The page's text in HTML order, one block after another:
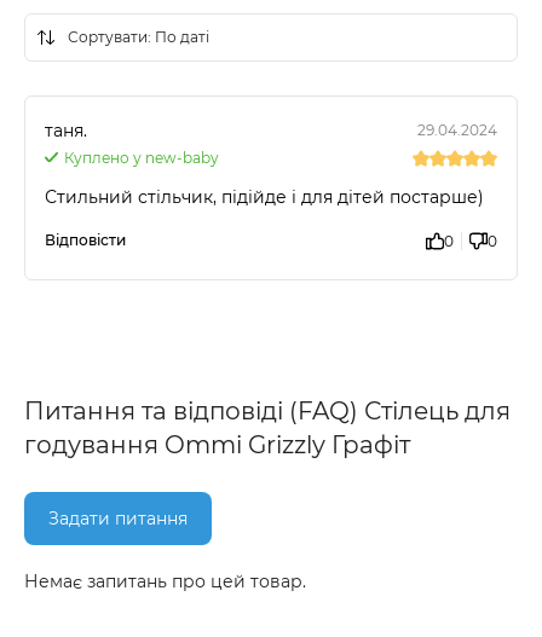
таня.
29.04.2024
Куплено у new-baby
Стильний стільчик, підійде і для дітей постарше)
Відповісти 0 0
Питання та відповіді (FAQ) Стілець для
годування Ommi Grizzly Графіт
Задати питання
Немає запитань про цей товар.